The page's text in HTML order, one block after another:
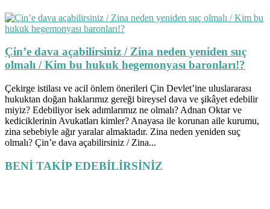
Çin’e dava açabilirsiniz / Zina neden yeniden suç
olmalı / Kim bu hukuk hegemonyası baronları!?
Çekirge istilası ve acil önlem önerileri Çin Devlet’ine uluslararası
hukuktan doğan haklarımız gereği bireysel dava ve şikâyet edebilir
miyiz? Edebiliyor isek adımlarımız ne olmalı? Adnan Oktar ve
kediciklerinin Avukatları kimler? Anayasa ile korunan aile kurumu,
zina sebebiyle ağır yaralar almaktadır. Zina neden yeniden suç
olmalı? Çin’e dava açabilirsiniz / Zina...
BENİ TAKİP EDEBİLİRSİNİZ